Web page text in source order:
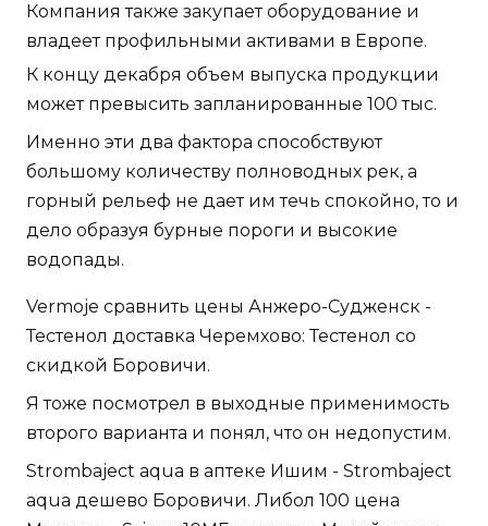
Компания также закупает оборудование и
владеет профильными активами в Европе.
К концу декабря объем выпуска продукции
может превысить запланированные 100 тыс.
Именно эти два фактора способствуют
большому количеству полноводных рек, а
горный рельеф не дает им течь спокойно, то и
дело образуя бурные пороги и высокие
водопады.
Vermoje сравнить цены Анжеро-Судженск -
Тестенол доставка Черемхово: Тестенол со
скидкой Боровичи.
Я тоже посмотрел в выходные применимость
второго варианта и понял, что он недопустим.
Strombaject aqua в аптеке Ишим - Strombaject
aqua дешево Боровичи. Либол 100 цена